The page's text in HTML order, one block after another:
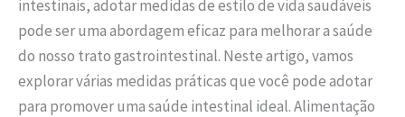
intestinais, adotar medidas de estilo de vida saudáveis
pode ser uma abordagem eficaz para melhorar a saúde
do nosso trato gastrointestinal. Neste artigo, vamos
explorar várias medidas práticas que você pode adotar
para promover uma saúde intestinal ideal. Alimentação